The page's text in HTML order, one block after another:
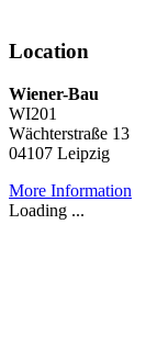
Location
Wiener-Bau
WI201
Wächterstraße 13
04107 Leipzig
More Information
Loading ...